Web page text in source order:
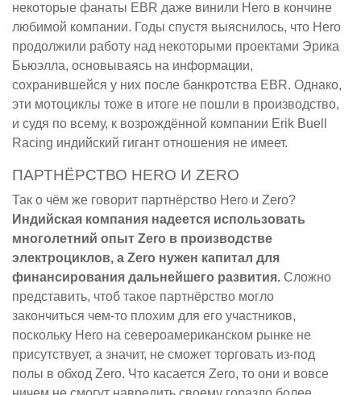
некоторые фанаты EBR даже винили Hero в кончине
любимой компании. Годы спустя выяснилось, что Hero
продолжили работу над некоторыми проектами Эрика
Бьюэлла, основываясь на информации,
сохранившейся у них после банкротства EBR. Однако,
эти мотоциклы тоже в итоге не пошли в производство,
и судя по всему, к возрождённой компании Erik Buell
Racing индийский гигант отношения не имеет.
ПАРТНЁРСТВО HERO И ZERO
Так о чём же говорит партнёрство Hero и Zero?
Индийская компания надеется использовать
многолетний опыт Zero в производстве
электроциклов, а Zero нужен капитал для
финансирования дальнейшего развития. Сложно
представить, чтоб такое партнёрство могло
закончиться чем-то плохим для его участников,
поскольку Hero на североамериканском рынке не
присутствует, а значит, не сможет торговать из-под
полы в обход Zero. Что касается Zero, то они и вовсе